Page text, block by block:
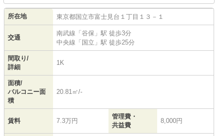
所在地 東京都国立市富士見台 １丁目１３－１
交通
南武線 「 谷保 」駅 徒歩3分
中央線 「 国立 」駅 徒歩25分
間取り/
詳細
1K
面積/
バルコニー面
積
20.81㎡/-
賃料 7.3万円
管理費・
共益費
8,000円